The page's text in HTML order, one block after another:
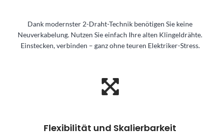
Dank modernster 2-Draht-Technik benötigen Sie keine
Neuverkabelung. Nutzen Sie einfach Ihre alten Klingeldrähte.
Einstecken, verbinden – ganz ohne teuren Elektriker-Stress.
Flexibilität und Skalierbarkeit